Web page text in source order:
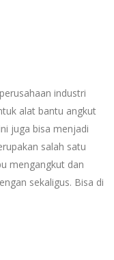
industri
alat bantu angkut
juga bisa menjadi
salah satu
mengangkut dan
sekaligus. Bisa di